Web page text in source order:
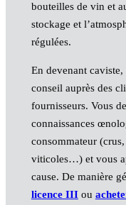
bouteilles de vin et
stockage et
régulées.
En devenant
conseil auprès des
fournisseurs. Vous
connaissances
consommateur
viticoles…) et vous
cause. De manière
licence IIIou